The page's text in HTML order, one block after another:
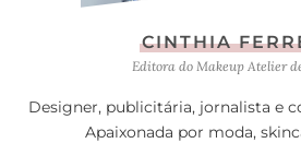
CINTHIA
Editora do Makeup Atelier
Designer, publicitária, jornalista e
Apaixonada por moda,